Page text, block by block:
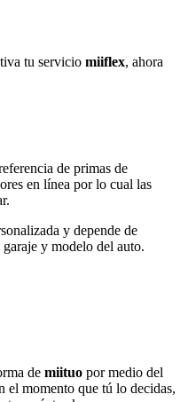
tu servicio miiflex, ahora
de primas de
en línea por lo cual las
y depende de
y modelo del auto.
de miituo por medio del
el momento que tú lo decidas,